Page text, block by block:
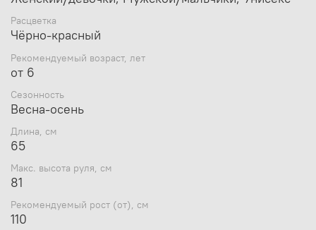
Расцветка
Чёрно-красный
Рекомендуемый возраст, лет
от 6
Сезонность
Весна-осень
Длина, см
65
Макс. высота руля, см
81
Рекомендуемый рост (от), см
110